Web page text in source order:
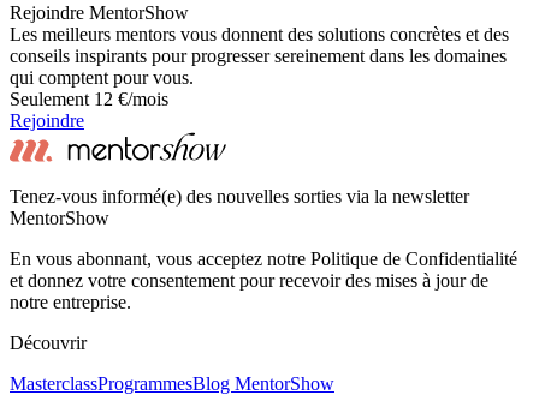
Rejoindre MentorShow
Les meilleurs mentors vous donnent des solutions concrètes et des
conseils inspirants pour progresser sereinement dans les domaines
qui comptent pour vous.
Seulement 12 €/mois
Rejoindre
Tenez-vous informé(e) des nouvelles sorties via la newsletter
MentorShow
En vous abonnant, vous acceptez notre Politique de Confidentialité
et donnez votre consentement pour recevoir des mises à jour de
notre entreprise.
Découvrir
MasterclassProgrammesBlog MentorShow